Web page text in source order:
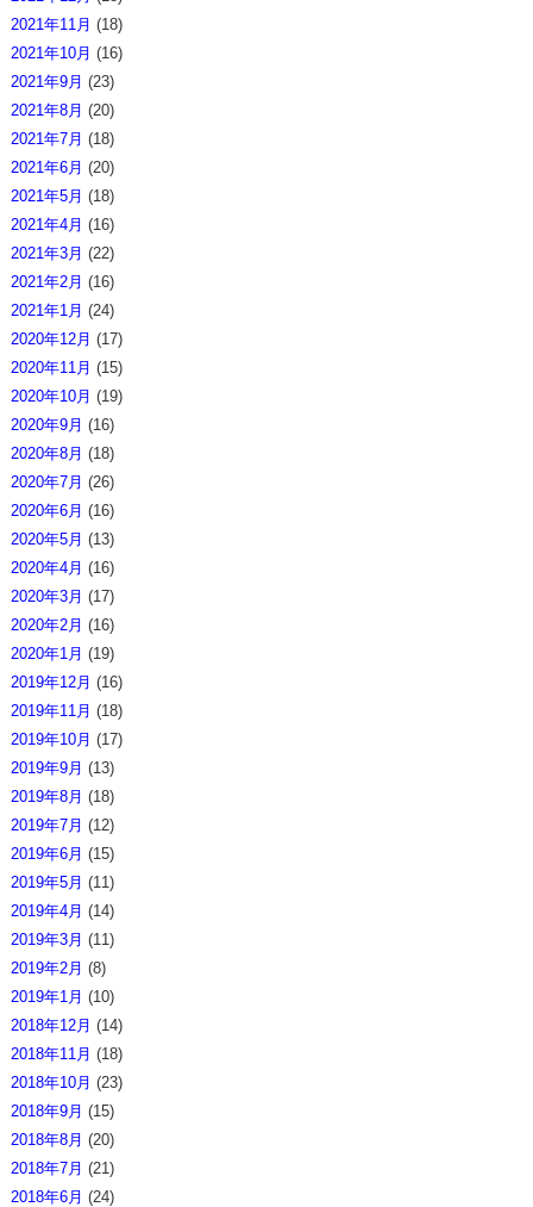
2021年11月 (18)
2021年10月 (16)
2021年9月 (23)
2021年8月 (20)
2021年7月 (18)
2021年6月 (20)
2021年5月 (18)
2021年4月 (16)
2021年3月 (22)
2021年2月 (16)
2021年1月 (24)
2020年12月 (17)
2020年11月 (15)
2020年10月 (19)
2020年9月 (16)
2020年8月 (18)
2020年7月 (26)
2020年6月 (16)
2020年5月 (13)
2020年4月 (16)
2020年3月 (17)
2020年2月 (16)
2020年1月 (19)
2019年12月 (16)
2019年11月 (18)
2019年10月 (17)
2019年9月 (13)
2019年8月 (18)
2019年7月 (12)
2019年6月 (15)
2019年5月 (11)
2019年4月 (14)
2019年3月 (11)
2019年2月 (8)
2019年1月 (10)
2018年12月 (14)
2018年11月 (18)
2018年10月 (23)
2018年9月 (15)
2018年8月 (20)
2018年7月 (21)
2018年6月 (24)